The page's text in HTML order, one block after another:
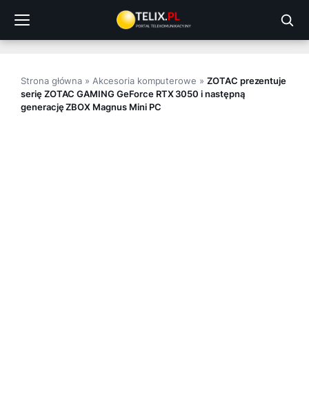
treści
Strona główna » Akcesoria komputerowe » ZOTAC prezentuje
serię ZOTAC GAMING GeForce RTX 3050 i następną
generację ZBOX Magnus Mini PC